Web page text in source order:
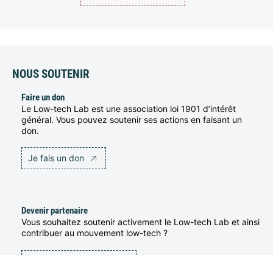
NOUS SOUTENIR
Faire un don
Le Low-tech Lab est une association loi 1901 d’intérêt
général. Vous pouvez soutenir ses actions en faisant un
don.
Je fais un don
Devenir partenaire
Vous souhaitez soutenir activement le Low-tech Lab et ainsi
contribuer au mouvement low-tech ?